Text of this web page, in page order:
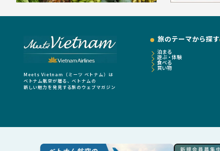
Meets Vietnam（ミーツ ベトナム）は
ベトナム航空が贈る、ベトナムの
新しい魅力を発見する旅のウェブマガジン
旅のテーマから探す
泊まる
遊ぶ・体験
食べる
買い物